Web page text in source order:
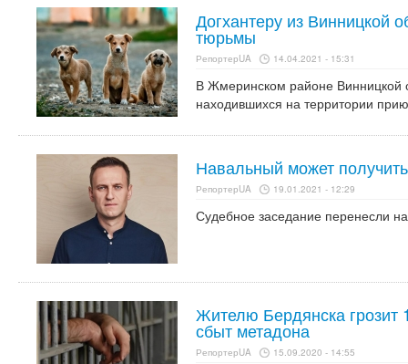
Догхантеру из Винницкой
тюрьмы
РепортерUA 14.04.2021 - 15:31
В Жмеринском районе Винницкой
находившихся на территории
Навальный может
РепортерUA 19.01.2021 - 12:29
Судебное заседание перенесли
Жителю Бердянска
сбыт метадона
РепортерUA 15.09.2020 - 14:55